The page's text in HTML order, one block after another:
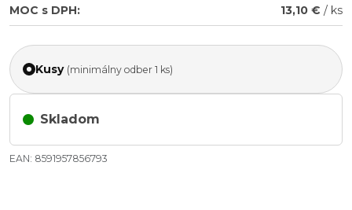
MOC s DPH: 13,10 € / ks
Kusy (minimálny odber 1 ks)
Skladom
EAN: 8591957856793